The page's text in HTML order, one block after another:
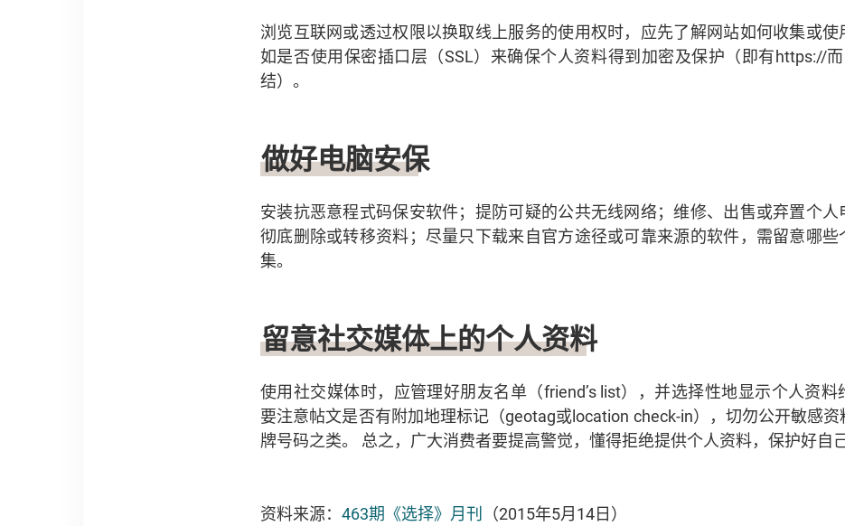
浏览互联网或透过权限以换取线上服务的使用权时，应先了解网站如何收集或使
如是否使用保密插口层（SSL）来确保个人资料得到加密及保护（即有https://
结）。
做好电脑安保
安装抗恶意程式码保安软件；提防可疑的公共无线网络；维修、出售或弃置个人
彻底删除或转移资料；尽量只下载来自官方途径或可靠来源的软件，需留意哪些
集。
留意社交媒体上的个人资料
使用社交媒体时，应管理好朋友名单（friend’s list），并选择性地显示个人资
要注意帖文是否有附加地理标记（geotag或location check-in），切勿公开敏感
牌号码之类。 总之，广大消费者要提高警觉，懂得拒绝提供个人资料，保护好自
资料来源： 463期《选择》月刊 （2015年5月14日）